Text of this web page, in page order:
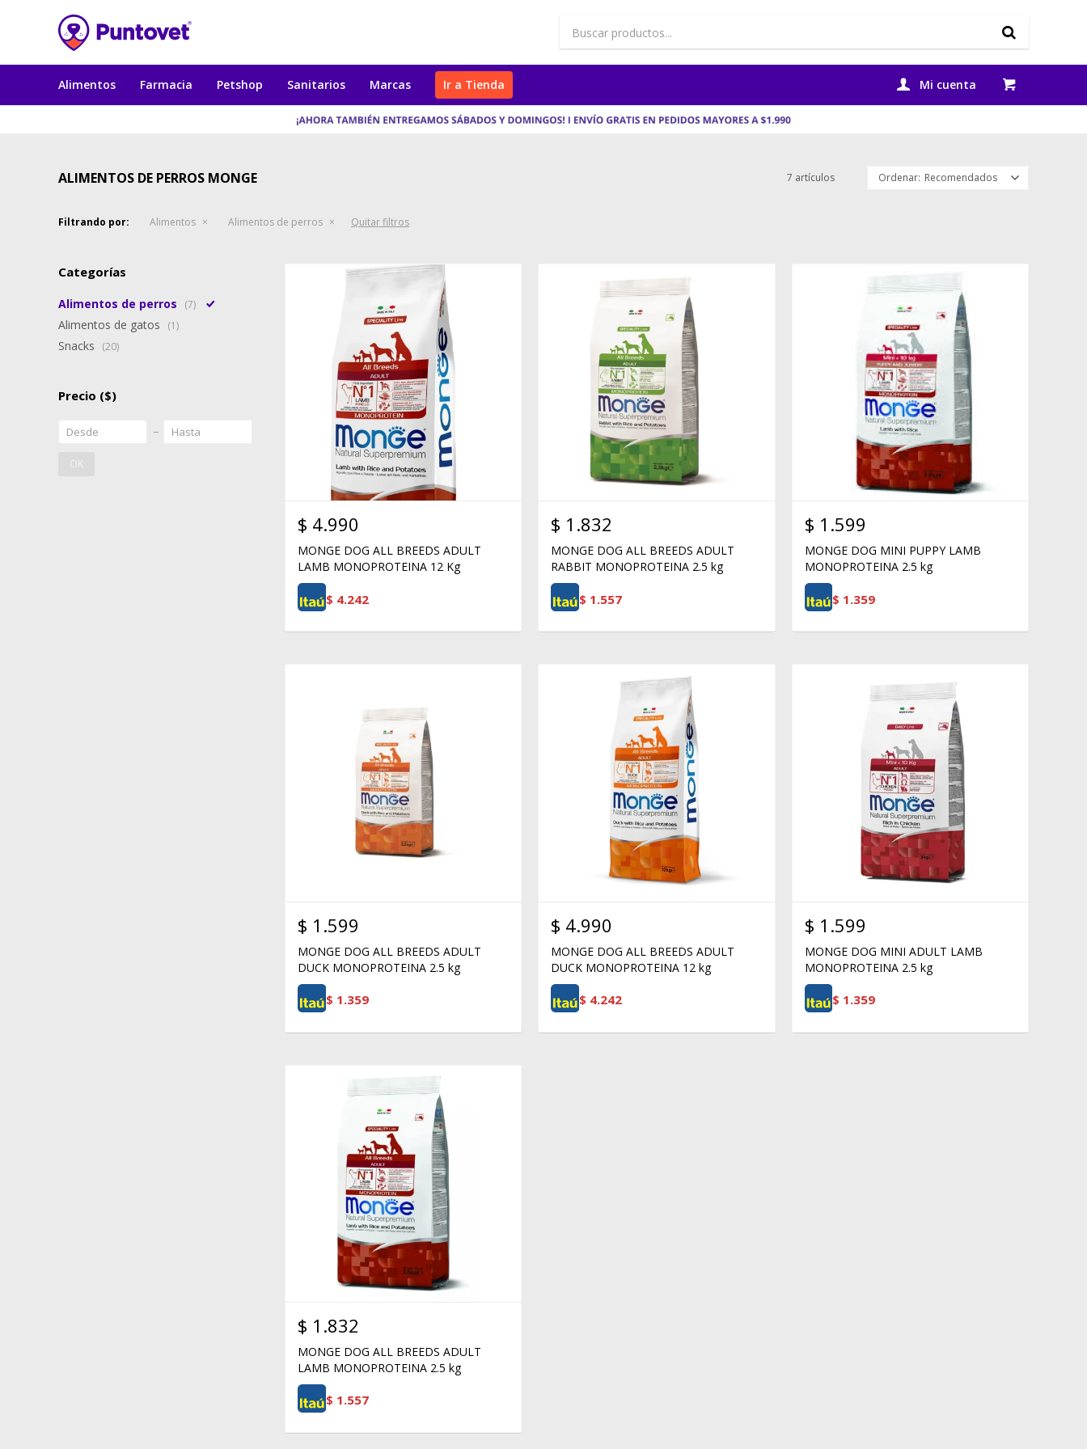
Alimentos Farmacia Petshop Sanitarios Marcas Ir a Tienda
ALIMENTOS DE PERROS MONGE 7 artículos Recomendados
Filtrando por: Alimentos Alimentos de perros Quitar filtros
$ 4.990
MONGE DOG ALL BREEDS ADULT
LAMB MONOPROTEINA 12 Kg
$ 4.242
$ 1.832
MONGE DOG ALL BREEDS ADULT
RABBIT MONOPROTEINA 2.5 kg
$ 1.557
$ 1.599
MONGE DOG MINI PUPPY LAMB
MONOPROTEINA 2.5 kg
$ 1.359
$ 1.599
MONGE DOG ALL BREEDS ADULT
DUCK MONOPROTEINA 2.5 kg
$ 1.359
$ 4.990
MONGE DOG ALL BREEDS ADULT
DUCK MONOPROTEINA 12 kg
$ 4.242
$ 1.599
MONGE DOG MINI ADULT LAMB
MONOPROTEINA 2.5 kg
$ 1.359
$ 1.832
MONGE DOG ALL BREEDS ADULT
LAMB MONOPROTEINA 2.5 kg
$ 1.557
Categorías
Alimentos de perros (7)
Alimentos de gatos (1)
Snacks (20)
Precio ($)
OK